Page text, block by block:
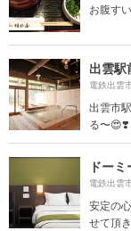
お腹す
出雲駅
電鉄出雲
出雲市
る〜😍❣️
ドー
電鉄出雲
安定の
せて頂